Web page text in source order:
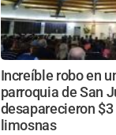
Increíble robo en
parroquia de San
desaparecieron
limosnas